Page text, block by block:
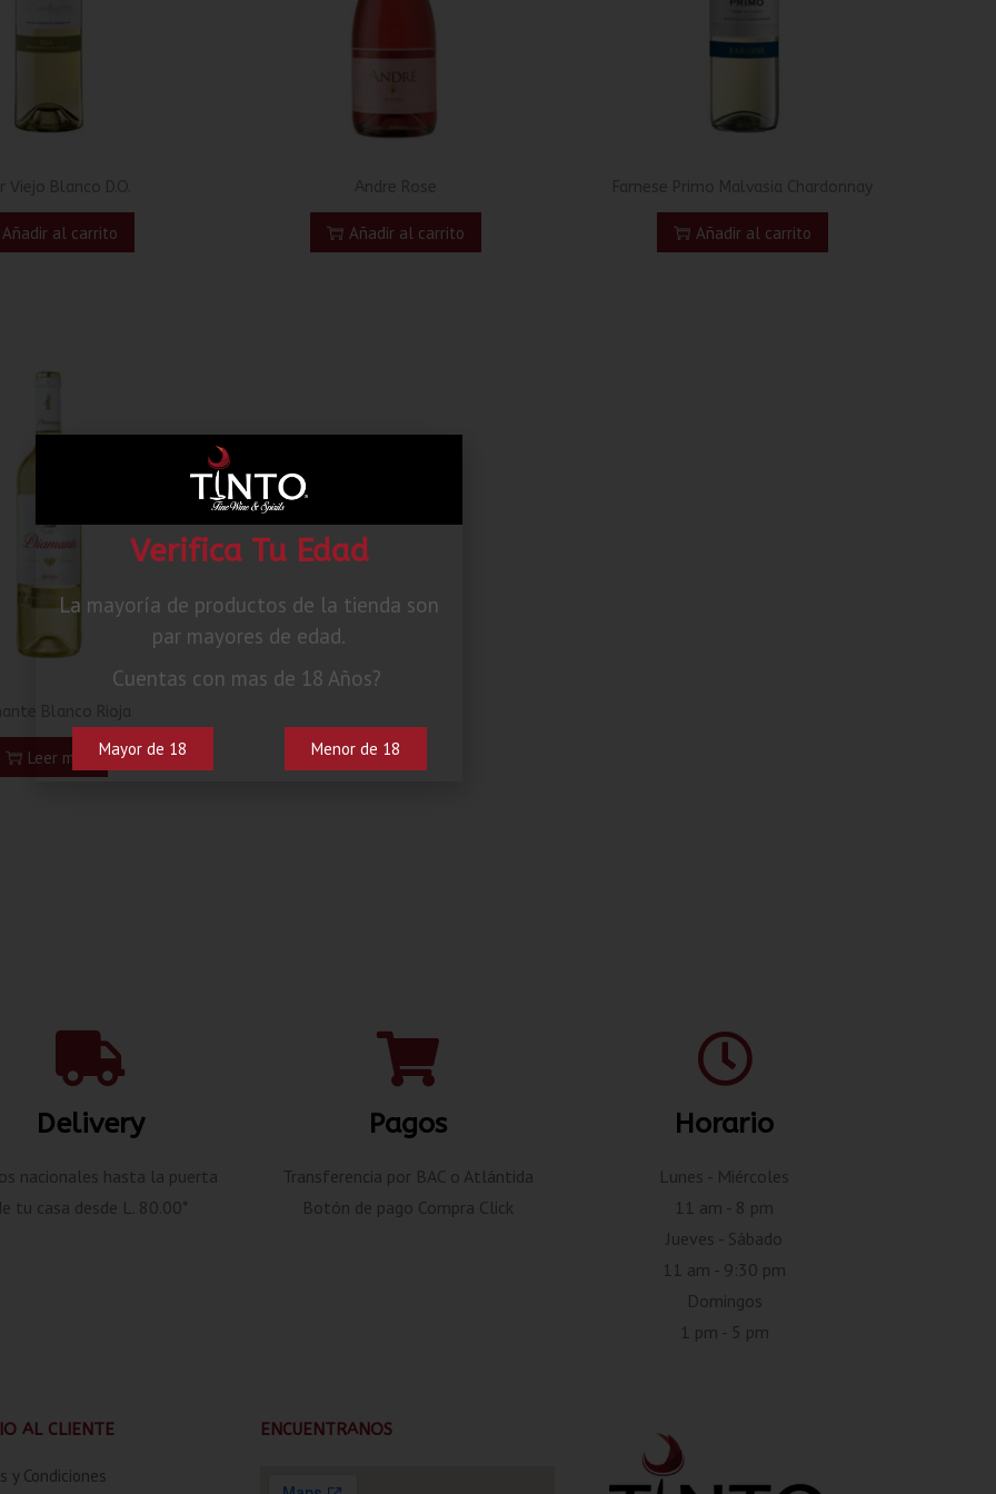
Añadir al carrito Añadir al carrito Añadir al carrito
Leer más
Delivery
nacionales hasta la puerta
tu casa desde L. 80.00*
Pagos
Transferencia por BAC o Atlántida
Botón de pago Compra Click
Horario
Lunes - Miércoles
11 am - 8 pm
Jueves - Sábado
11 am - 9:30 pm
Domingos
1 pm - 5 pm
AL CLIENTE
y Condiciones
ENCUENTRANOS
Verifica Tu Edad
La mayoría de productos de la tienda son
par mayores de edad.
Cuentas con mas de 18 Años?
Mayor de 18 Menor de 18